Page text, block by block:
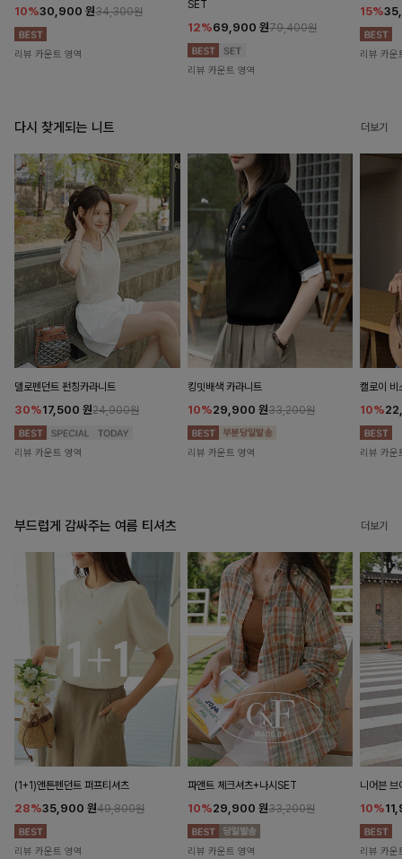
10%30,900 원34,300원
리뷰 카운트 영역
SET
12%69,900 원79,400원
리뷰 카운트 영역
15%
리뷰 카운
다시 찾게되는 니트 더보기
델로펜던트 펀칭카라니트
30%17,500 원24,900원
리뷰 카운트 영역
킹밋배색 카라니트
10%29,900 원33,200원
리뷰 카운트 영역
캘로이 비
10%
리뷰 카운
부드럽게 감싸주는 여름 티셔츠 더보기
(1+1)앤튼펜던트 퍼프티셔츠
28%35,900 원49,800원
리뷰 카운트 영역
파앤트 체크셔츠+나시SET
10%29,900 원33,200원
리뷰 카운트 영역
니어븐 브
10%
리뷰 카운